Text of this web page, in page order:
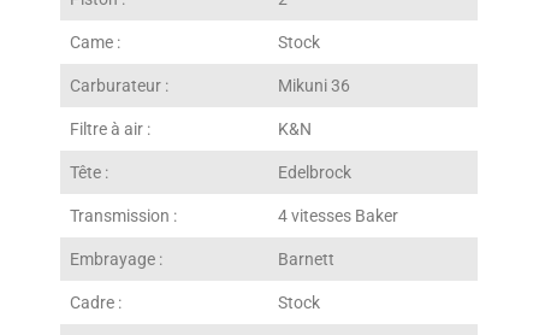
Came : Stock
Carburateur : Mikuni 36
Filtre à air : K&N
Tête : Edelbrock
Transmission : 4 vitesses Baker
Embrayage : Barnett
Cadre : Stock